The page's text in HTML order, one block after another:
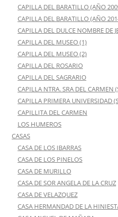
CAPILLA DEL BARATILLO (AÑO
CAPILLA DEL BARATILLO (AÑO
CAPILLA DEL DULCE NOMBRE DE
CAPILLA DEL MUSEO (1)
CAPILLA DEL MUSEO (2)
CAPILLA DEL ROSARIO
CAPILLA DEL SAGRARIO
CAPILLA NTRA. SRA DEL
CAPILLA PRIMERA UNIVERSIDAD
CAPILLITA DEL CARMEN
LOS HUMEROS
CASAS
CASA DE LOS IBARRAS
CASA DE LOS PINELOS
CASA DE MURILLO
CASA DE SOR ANGELA DE LA CRUZ
CASA DE VELAZQUEZ
CASA HERMANDAD DE LA